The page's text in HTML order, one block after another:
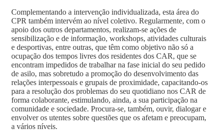
Complementando a intervenção individualizada, esta área do
CPR também intervém ao nível coletivo. Regularmente, com o
apoio dos outros departamentos, realizam-se ações de
sensibilização e de informação, workshops, atividades culturais
e desportivas, entre outras, que têm como objetivo não só a
ocupação dos tempos livres dos residentes dos CAR, que se
encontram impedidos de trabalhar na fase inicial do seu pedido
de asilo, mas sobretudo a promoção do desenvolvimento das
relações interpessoais e grupais de proximidade, capacitando-os
para a resolução dos problemas do seu quotidiano nos CAR de
forma colaborante, estimulando, ainda, a sua participação na
comunidade e sociedade. Procura-se, também, ouvir, dialogar e
envolver os utentes sobre questões que os afetam e preocupam,
a vários níveis.